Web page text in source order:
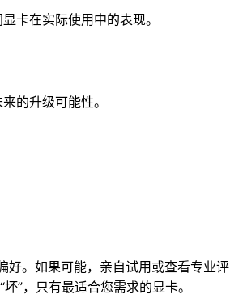
卡在实际使用中的表现。
的升级可能性。
好。如果可能，亲自试用或查看专业评
”，只有最适合您需求的显卡。